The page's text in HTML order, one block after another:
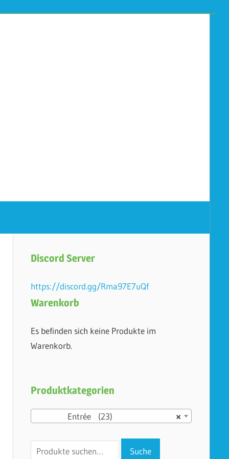
Discord Server
https://discord.gg/Rma97E7uQf
Warenkorb
Es befinden sich keine Produkte im
Warenkorb.
Produktkategorien
×
Entrée (23)
Suche